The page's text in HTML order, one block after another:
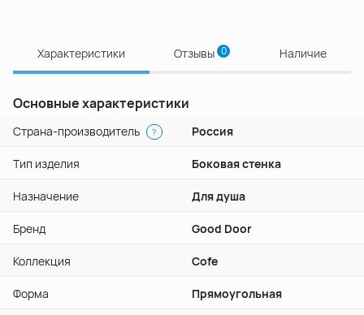
Характеристики Отзывы 0 Наличие
Основные характеристики
Страна-производитель ? Россия
Тип изделия Боковая стенка
Назначение Для душа
Бренд Good Door
Коллекция Cofe
Форма Прямоугольная